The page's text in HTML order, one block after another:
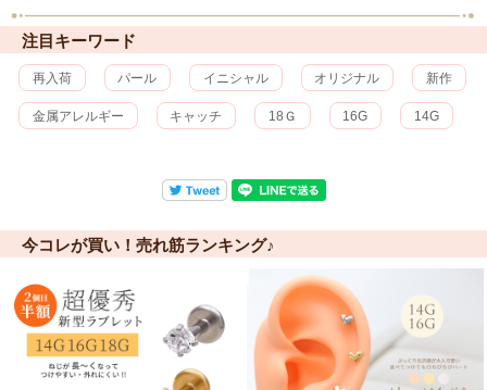
注目キーワード
再入荷 パール イニシャル オリジナル 新作
金属アレルギー キャッチ 18Ｇ 16G 14G
今コレが買い！売れ筋ランキング♪